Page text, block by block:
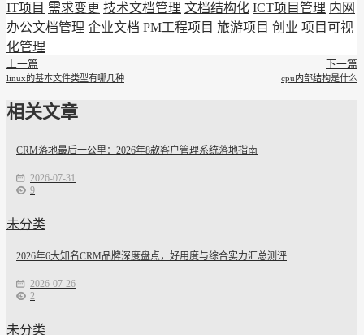
IT项目 需求变更 技术文档管理 文档结构化 ICT项目管理 内网
办公文档管理 企业文档 PM工程项目 旅游项目 创业 项目可视
化管理
上一篇
linux的基本文件类型有哪几种
下一篇
cpu内部结构是什么
相关文章
CRM落地最后一公里：2026年8款客户管理系统落地指南
2026-07-31
9
未分类
2026年6大知名CRM品牌深度盘点，好用度与综合实力汇总测评
2026-07-26
2
未分类